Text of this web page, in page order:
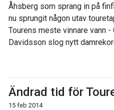
Åhsberg som sprang in på
nu sprungit någon utav
Tourens meste vinnare vann -
Davidsson slog nytt
Ändrad tid för
15 feb 2014